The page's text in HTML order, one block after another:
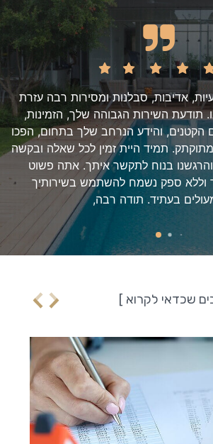
אדיבות, סבלנות ומסירות רבה עזרת
תודעת השירות הגבוהה שלך, הזמינות,
הקטנים, והידע הנרחב שלך בתחום, הפכו
תמיד היית זמין לכל שאלה ובקשה
בנוח לתקשר איתך. אתה פשוט
וללא ספק נשמח להשתמש בשירותיך
בעתיד. תודה רבה,
לירון ואיתי
שכדאי לקרוא ]